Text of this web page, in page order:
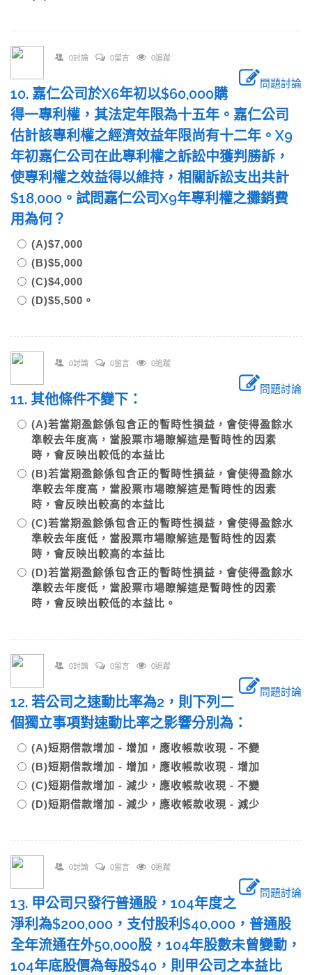
0討論 0留言 0追蹤
問題討論
10. 嘉仁公司於X6年初以$60,000購
得一專利權，其法定年限為十五年。嘉仁公司
估計該專利權之經濟效益年限尚有十二年。X9
年初嘉仁公司在此專利權之訴訟中獲判勝訴，
使專利權之效益得以維持，相關訴訟支出共計
$18,000。試問嘉仁公司X9年專利權之攤銷費
用為何？
(A)$7,000
(B)$5,000
(C)$4,000
(D)$5,500。
0討論 0留言 0追蹤
問題討論
11. 其他條件不變下：
(A)若當期盈餘係包含正的暫時性損益，會使得盈餘水
準較去年度高，當股票市場瞭解這是暫時性的因素
時，會反映出較低的本益比
(B)若當期盈餘係包含正的暫時性損益，會使得盈餘水
準較去年度高，當股票市場瞭解這是暫時性的因素
時，會反映出較高的本益比
(C)若當期盈餘係包含正的暫時性損益，會使得盈餘水
準較去年度低，當股票市場瞭解這是暫時性的因素
時，會反映出較高的本益比
(D)若當期盈餘係包含正的暫時性損益，會使得盈餘水
準較去年度低，當股票市場瞭解這是暫時性的因素
時，會反映出較低的本益比。
0討論 0留言 0追蹤
問題討論
12. 若公司之速動比率為2，則下列二
個獨立事項對速動比率之影響分別為：
(A)短期借款增加 - 增加，應收帳款收現 - 不變
(B)短期借款增加 - 增加，應收帳款收現 - 增加
(C)短期借款增加 - 減少，應收帳款收現 - 不變
(D)短期借款增加 - 減少，應收帳款收現 - 減少
0討論 0留言 0追蹤
問題討論
13. 甲公司只發行普通股，104年度之
淨利為$200,000，支付股利$40,000，普通股
全年流通在外50,000股，104年股數未曾變動，
104年底股價為每股$40，則甲公司之本益比